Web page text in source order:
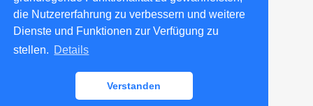
die Nutzererfahrung zu verbessern und weitere
Dienste und Funktionen zur Verfügung zu
stellen. Details
Verstanden